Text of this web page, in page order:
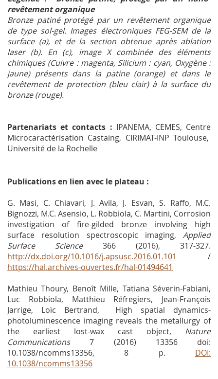
revêtement organique
Bronze patiné protégé par un revêtement organique
de type sol-gel. Images électroniques FEG-SEM de la
surface (a), et de la section obtenue après ablation
laser (b). En (c), image X combinée des éléments
chimiques (Cuivre : magenta, Silicium : cyan, Oxygène :
jaune) présents dans la patine (orange) et dans le
revêtement de protection (bleu clair) à la surface du
bronze (rouge).
Partenariats et contacts : IPANEMA, CEMES, Centre
Microcaractérisation Castaing, CIRIMAT-INP Toulouse,
Université de la Rochelle
Publications en lien avec le plateau :
G. Masi, C. Chiavari, J. Avila, J. Esvan, S. Raffo, M.C.
Bignozzi, M.C. Asensio, L. Robbiola, C. Martini, Corrosion
investigation of fire-gilded bronze involving high
surface resolution spectroscopic imaging, Applied
Surface Science 366 (2016), 317-327.
http://dx.doi.org/10.1016/j.apsusc.2016.01.101
/
https://hal.archives-ouvertes.fr/hal-01494641
Mathieu Thoury, Benoît Mille, Tatiana Séverin-Fabiani,
Luc Robbiola, Matthieu Réfregiers, Jean-François
Jarrige, Loïc Bertrand, High spatial dynamics-
photoluminescence imaging reveals the metallurgy of
the earliest lost-wax cast object, Nature
Communications7 (2016) 13356 doi:
10.1038/ncomms13356, 8 p. DOI:
10.1038/ncomms13356